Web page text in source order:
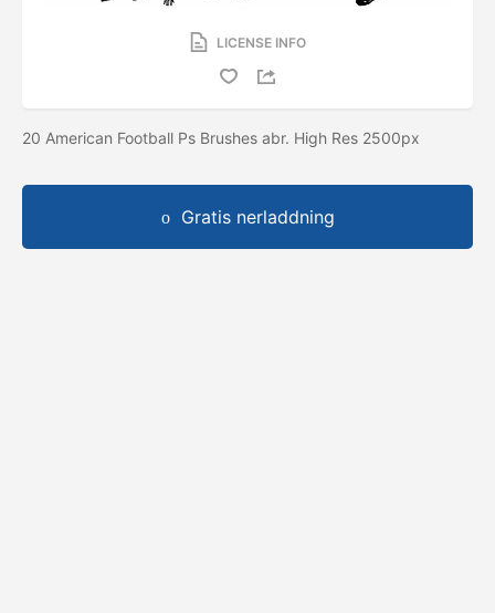
LICENSE INFO
20 American Football Ps Brushes abr. High Res 2500px
Gratis nerladdning